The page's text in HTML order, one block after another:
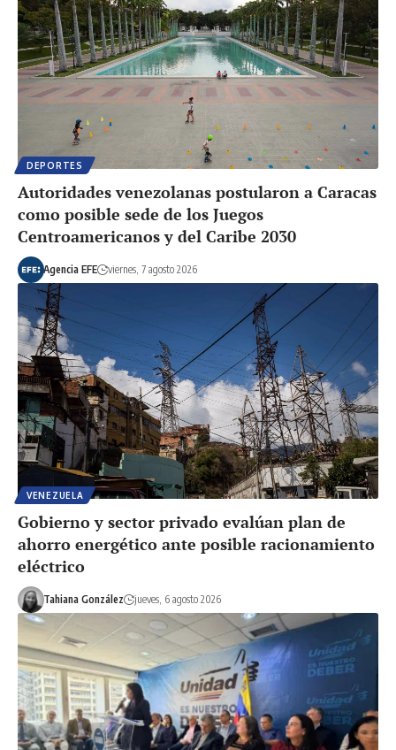
DEPORTES
Autoridades venezolanas postularon a Caracas
como posible sede de los Juegos
Centroamericanos y del Caribe 2030
Agencia EFE viernes, 7 agosto 2026
VENEZUELA
Gobierno y sector privado evalúan plan de
ahorro energético ante posible racionamiento
eléctrico
Tahiana González jueves, 6 agosto 2026